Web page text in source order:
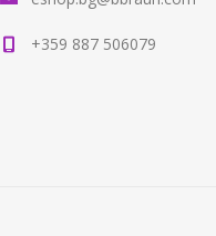
+359 887 506079